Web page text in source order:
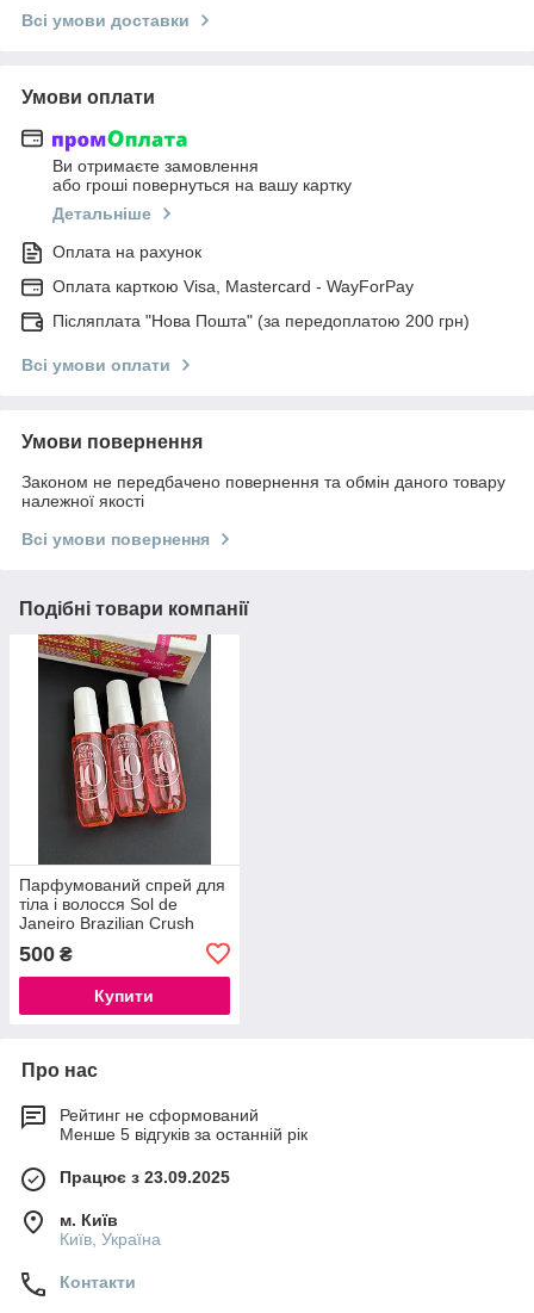
Всі умови доставки
Умови оплати
Ви отримаєте замовлення
або гроші повернуться на вашу картку
Детальніше
Оплата на рахунок
Оплата карткою Visa, Mastercard - WayForPay
Післяплата "Нова Пошта" (за передоплатою 200 грн)
Всі умови оплати
Умови повернення
Законом не передбачено повернення та обмін даного товару
належної якості
Всі умови повернення
Подібні товари компанії
Парфумований спрей для
тіла і волосся Sol de
Janeiro Brazilian Crush
500 ₴
Купити
Про нас
Рейтинг не сформований
Менше 5 відгуків за останній рік
Працює з 23.09.2025
м. Київ
Київ, Україна
Контакти